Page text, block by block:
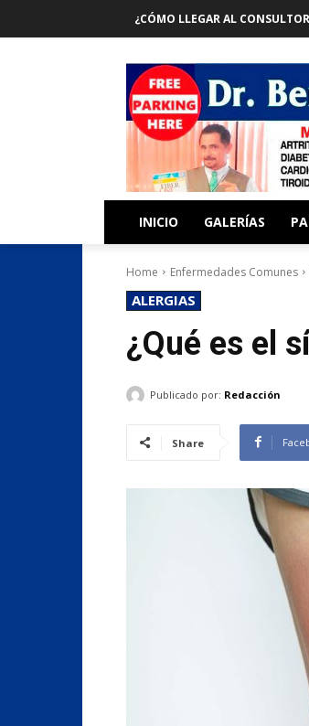
¿CÓMO LLEGAR AL
INICIO GALERÍAS
Home Enfermedades Comunes
ALERGIAS
¿Qué es el
Publicado por: Redacción
Share